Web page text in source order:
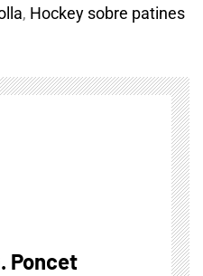
, Hockey sobre patines
Poncet